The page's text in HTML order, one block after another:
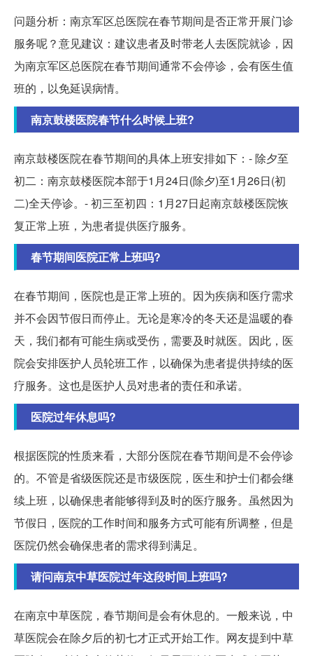
问题分析：南京军区总医院在春节期间是否正常开展门诊
服务呢？意见建议：建议患者及时带老人去医院就诊，因
为南京军区总医院在春节期间通常不会停诊，会有医生值
班的，以免延误病情。
南京鼓楼医院春节什么时候上班?
南京鼓楼医院在春节期间的具体上班安排如下：- 除夕至
初二：南京鼓楼医院本部于1月24日(除夕)至1月26日(初
二)全天停诊。- 初三至初四：1月27日起南京鼓楼医院恢
复正常上班，为患者提供医疗服务。
春节期间医院正常上班吗?
在春节期间，医院也是正常上班的。因为疾病和医疗需求
并不会因节假日而停止。无论是寒冷的冬天还是温暖的春
天，我们都有可能生病或受伤，需要及时就医。因此，医
院会安排医护人员轮班工作，以确保为患者提供持续的医
疗服务。这也是医护人员对患者的责任和承诺。
医院过年休息吗?
根据医院的性质来看，大部分医院在春节期间是不会停诊
的。不管是省级医院还是市级医院，医生和护士们都会继
续上班，以确保患者能够得到及时的医疗服务。虽然因为
节假日，医院的工作时间和服务方式可能有所调整，但是
医院仍然会确保患者的需求得到满足。
请问南京中草医院过年这段时间上班吗?
在南京中草医院，春节期间是会有休息的。一般来说，中
草医院会在除夕后的初七才正式开始工作。网友提到中草